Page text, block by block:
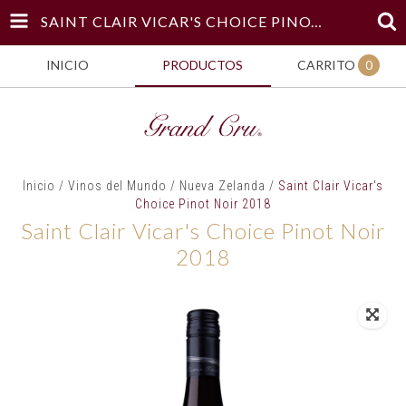
SAINT CLAIR VICAR'S CHOICE PINOT NOIR 2018
INICIO PRODUCTOS CARRITO 0
Inicio / Vinos del Mundo / Nueva Zelanda / Saint Clair Vicar's
Choice Pinot Noir 2018
Saint Clair Vicar's Choice Pinot Noir
2018